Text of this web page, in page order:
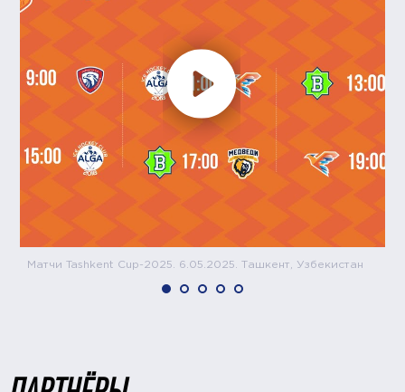
Матчи Tashkent Cup-2025. 6.05.2025. Ташкент, Узбекистан